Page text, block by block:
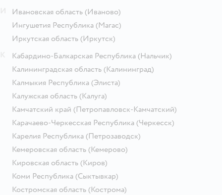
Ивановская область (Иваново)
Ингушетия Республика (Магас)
Иркутская область (Иркутск)
Кабардино-Балкарская Республика (Нальчик)
Калининградская область (Калининград)
Калмыкия Республика (Элиста)
Калужская область (Калуга)
Камчатский край (Петропавловск-Камчатский)
Карачаево-Черкесская Республика (Черкесск)
Карелия Республика (Петрозаводск)
Кемеровская область (Кемерово)
Кировская область (Киров)
Коми Республика (Сыктывкар)
Костромская область (Кострома)